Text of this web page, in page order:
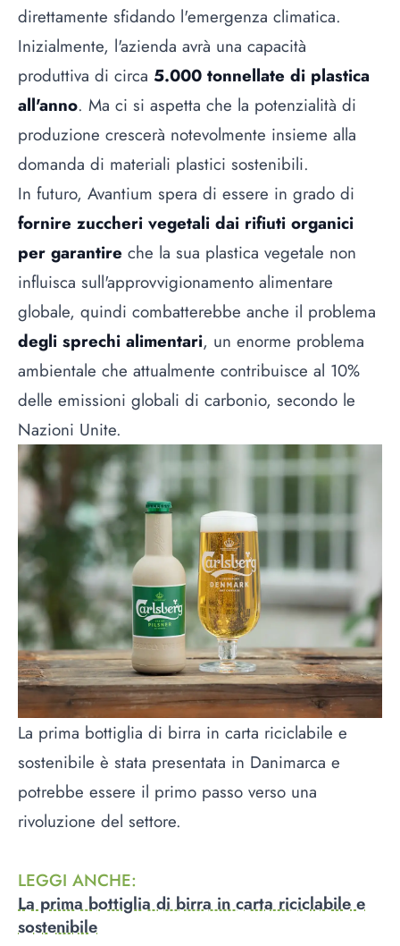
direttamente sfidando l'emergenza climatica.
Inizialmente, l'azienda avrà una capacità
produttiva di circa 5.000 tonnellate di plastica
all'anno. Ma ci si aspetta che la potenzialità di
produzione crescerà notevolmente insieme alla
domanda di materiali plastici sostenibili.
In futuro, Avantium spera di essere in grado di
fornire zuccheri vegetali dai rifiuti organici
per garantire che la sua plastica vegetale non
influisca sull'approvvigionamento alimentare
globale, quindi combatterebbe anche il problema
degli sprechi alimentari, un enorme problema
ambientale che attualmente contribuisce al 10%
delle emissioni globali di carbonio, secondo le
Nazioni Unite.
La prima bottiglia di birra in carta riciclabile e
sostenibile è stata presentata in Danimarca e
potrebbe essere il primo passo verso una
rivoluzione del settore.
LEGGI ANCHE:
La prima bottiglia di birra in carta riciclabile e
sostenibile